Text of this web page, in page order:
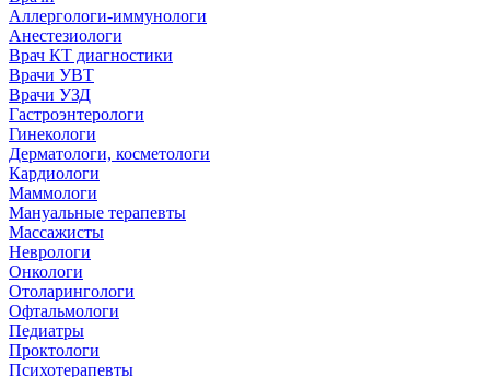
Аллергологи-иммунологи
Анестезиологи
Врач КТ диагностики
Врачи УВТ
Врачи УЗД
Гастроэнтерологи
Гинекологи
Дерматологи, косметологи
Кардиологи
Маммологи
Мануальные терапевты
Массажисты
Неврологи
Онкологи
Отоларингологи
Офтальмологи
Педиатры
Проктологи
Психотерапевты